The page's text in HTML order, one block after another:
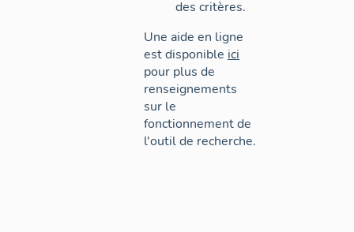
des critères.
Une aide en ligne
est disponible ici
pour plus de
renseignements
sur le
fonctionnement de
l'outil de recherche.